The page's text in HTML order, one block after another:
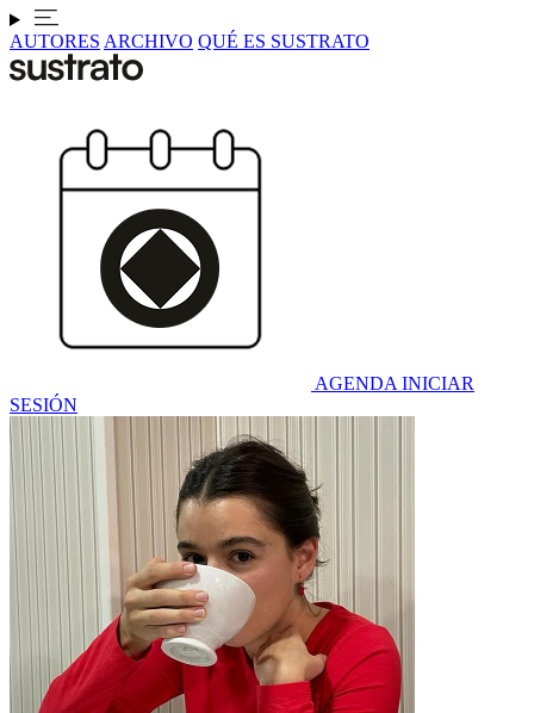
AUTORES ARCHIVO QUÉ ES SUSTRATO
AGENDA INICIAR
SESIÓN